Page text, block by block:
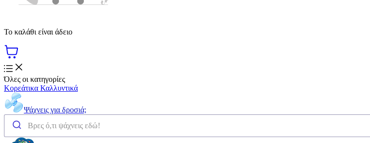
Το καλάθι είναι άδειο
Όλες οι κατηγορίες
Κορεάτικα Καλλυντικά
Ψάχνεις για δροσιά;